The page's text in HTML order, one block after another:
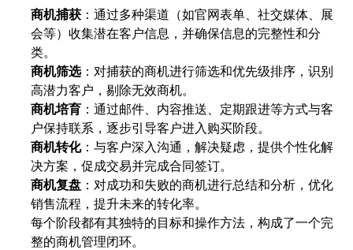
商机捕获 ：通过多种渠道（如官网表单、社交媒体、展
会等）收集潜在客户信息，并确保信息的完整性和分
类。
商机筛选：对捕获的商机进行筛选和优先级排序，识别
高潜力客户，剔除无效商机。
商机培育 ：通过邮件、内容推送、定期跟进等方式与客
户保持联系，逐步引导客户进入购买阶段。
商机转化：与客户深入沟通，解决疑虑，提供个性化解
决方案，促成交易并完成合同签订。
商机复盘 ：对成功和失败的商机进行总结和分析，优化
销售流程，提升未来的转化率。
每个阶段都有其独特的目标和操作方法，构成了一个完
整的商机管理闭环。